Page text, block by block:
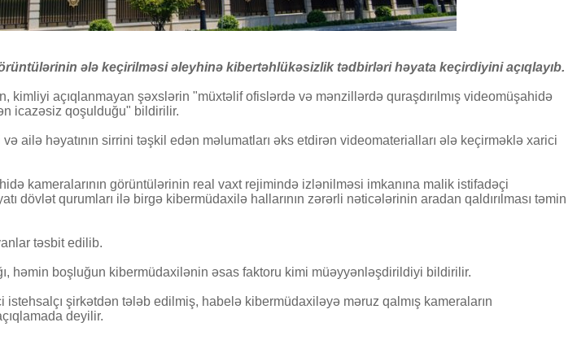
ələ keçirilməsi əleyhinə kibertəhlükəsizlik tədbirləri həyata keçirdiyini açıqlayıb.
açıqlanmayan şəxslərin "müxtəlif ofislərdə və mənzillərdə quraşdırılmış videomüşahidə
icazəsiz qoşulduğu" bildirilir.
ailə həyatının sirrini təşkil edən məlumatları əks etdirən videomaterialları ələ keçirməklə xarici
kameralarının görüntülərinin real vaxt rejimində izlənilməsi imkanına malik istifadəçi
dövlət qurumları ilə birgə kibermüdaxilə hallarının zərərli nəticələrinin aradan qaldırılması təmin
təsbit edilib.
həmin boşluğun kibermüdaxilənin əsas faktoru kimi müəyyənləşdirildiyi bildirilir.
şirkətdən tələb edilmiş, habelə kibermüdaxiləyə məruz qalmış kameraların
deyilir.